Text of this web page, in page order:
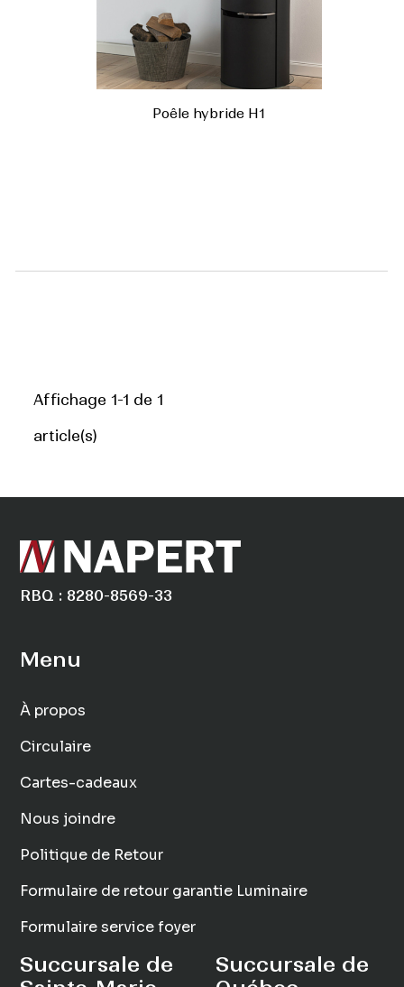
Poêle hybride H1
Affichage 1-1 de 1
article(s)
RBQ : 8280-8569-33
Menu
À propos
Circulaire
Cartes-cadeaux
Nous joindre
Politique de Retour
Formulaire de retour garantie Luminaire
Formulaire service foyer
Succursale de
Succursale de